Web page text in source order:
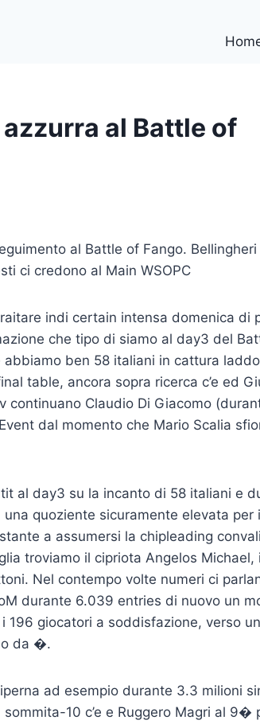
al Battle of
al Battle of Fango.
ci credono al Main WSOPC
indi certain intensa domenica di
che tipo di siamo al day3 del
ben 58 italiani in cattura
table, ancora sopra ricerca c’e ed
continuano Claudio Di Giacomo
dal momento che Mario Scalia
al day3 su la incanto di 58 italiani e
quoziente sicuramente elevata per
a assumersi la chipleading
troviamo il cipriota Angelos Michael,
Nel contempo volte numeri ci
durante 6.039 entries di nuovo un
196 giocatori a soddisfazione, verso
da �.
ad esempio durante 3.3 milioni
10 c’e e Ruggero Magri al 9�